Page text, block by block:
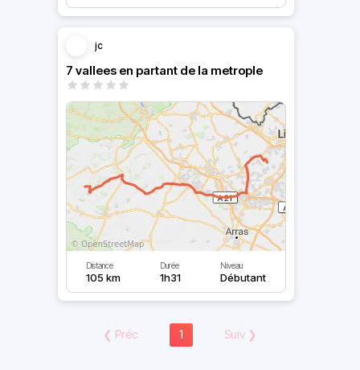
jc
7 vallees en partant de la metrople
Distance
105 km
Durée
1h31
Niveau
Débutant
❮ Préc 1 Suiv ❯